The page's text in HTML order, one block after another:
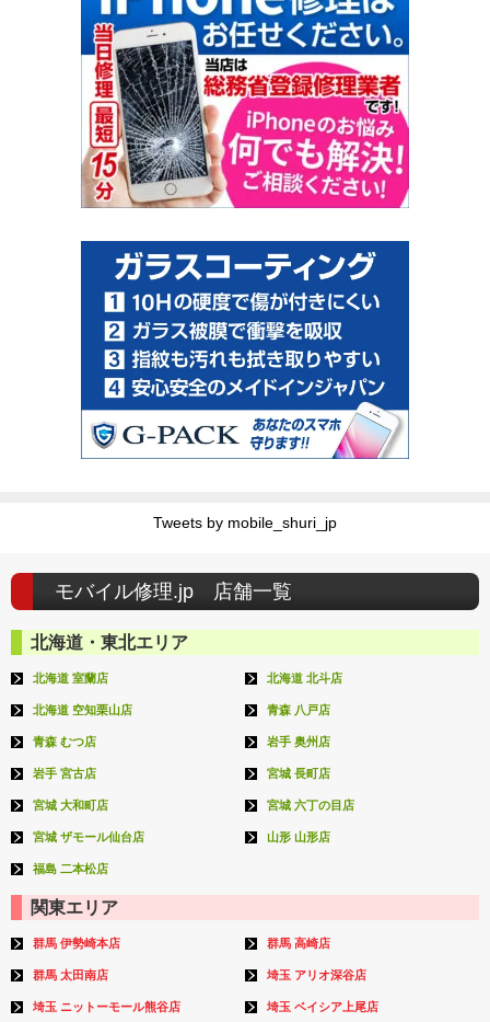
Tweets by mobile_shuri_jp
モバイル修理.jp 店舗一覧
北海道・東北エリア
北海道 室蘭店 北海道 北斗店
北海道 空知栗山店 青森 八戸店
青森 むつ店 岩手 奥州店
岩手 宮古店 宮城 長町店
宮城 大和町店 宮城 六丁の目店
宮城 ザモール仙台店 山形 山形店
福島 二本松店
関東エリア
群馬 伊勢崎本店 群馬 高崎店
群馬 太田南店 埼玉 アリオ深谷店
埼玉 ニットーモール熊谷店 埼玉 ベイシア上尾店